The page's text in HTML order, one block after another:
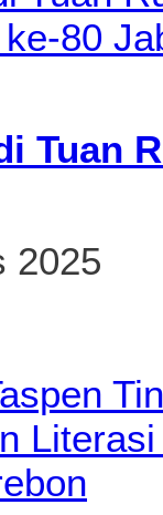
Tuan
2025